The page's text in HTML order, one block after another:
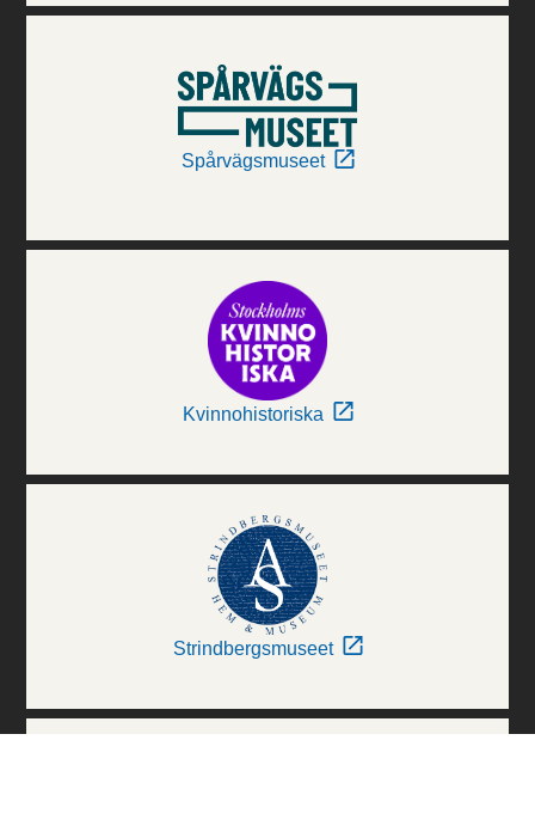
Spårvägsmuseet
Kvinnohistoriska
Strindbergsmuseet